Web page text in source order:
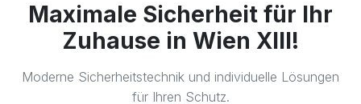
Maximale Sicherheit für Ihr
Zuhause in Wien XIII!
Moderne Sicherheitstechnik und individuelle Lösungen
für Ihren Schutz.